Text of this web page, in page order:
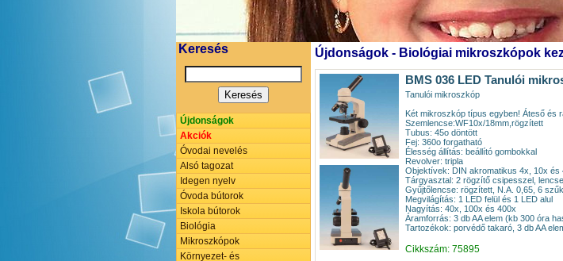
Keresés
Újdonságok
Akciók
Óvodai nevelés
Alsó tagozat
Idegen nyelv
Óvoda bútorok
Iskola bútorok
Biológia
Mikroszkópok
Környezet- és
Újdonságok - Biológiai mikroszkópok
BMS 036 LED Tanulói
Tanulói mikroszkóp
Két mikroszkóp típus egyben! Áteső és
Szemlencse:WF10x/18mm,rögzített
Tubus: 45o döntött
Fej: 360o forgatható
Élesség állítás: beállító gombokkal
Revolver: tripla
Objektívek: DIN akromatikus 4x, 10x és
Tárgyasztal: 2 rögzítő csipesszel,
Gyűjtőlencse: rögzített, N.A. 0,65, 6
Megvilágítás: 1 LED felül és 1 LED alul
Nagyítás: 40x, 100x és 400x
Áramforrás: 3 db AA elem (kb 300 óra
Tartozékok: porvédő takaró, 3 db AA
Cikkszám: 75895